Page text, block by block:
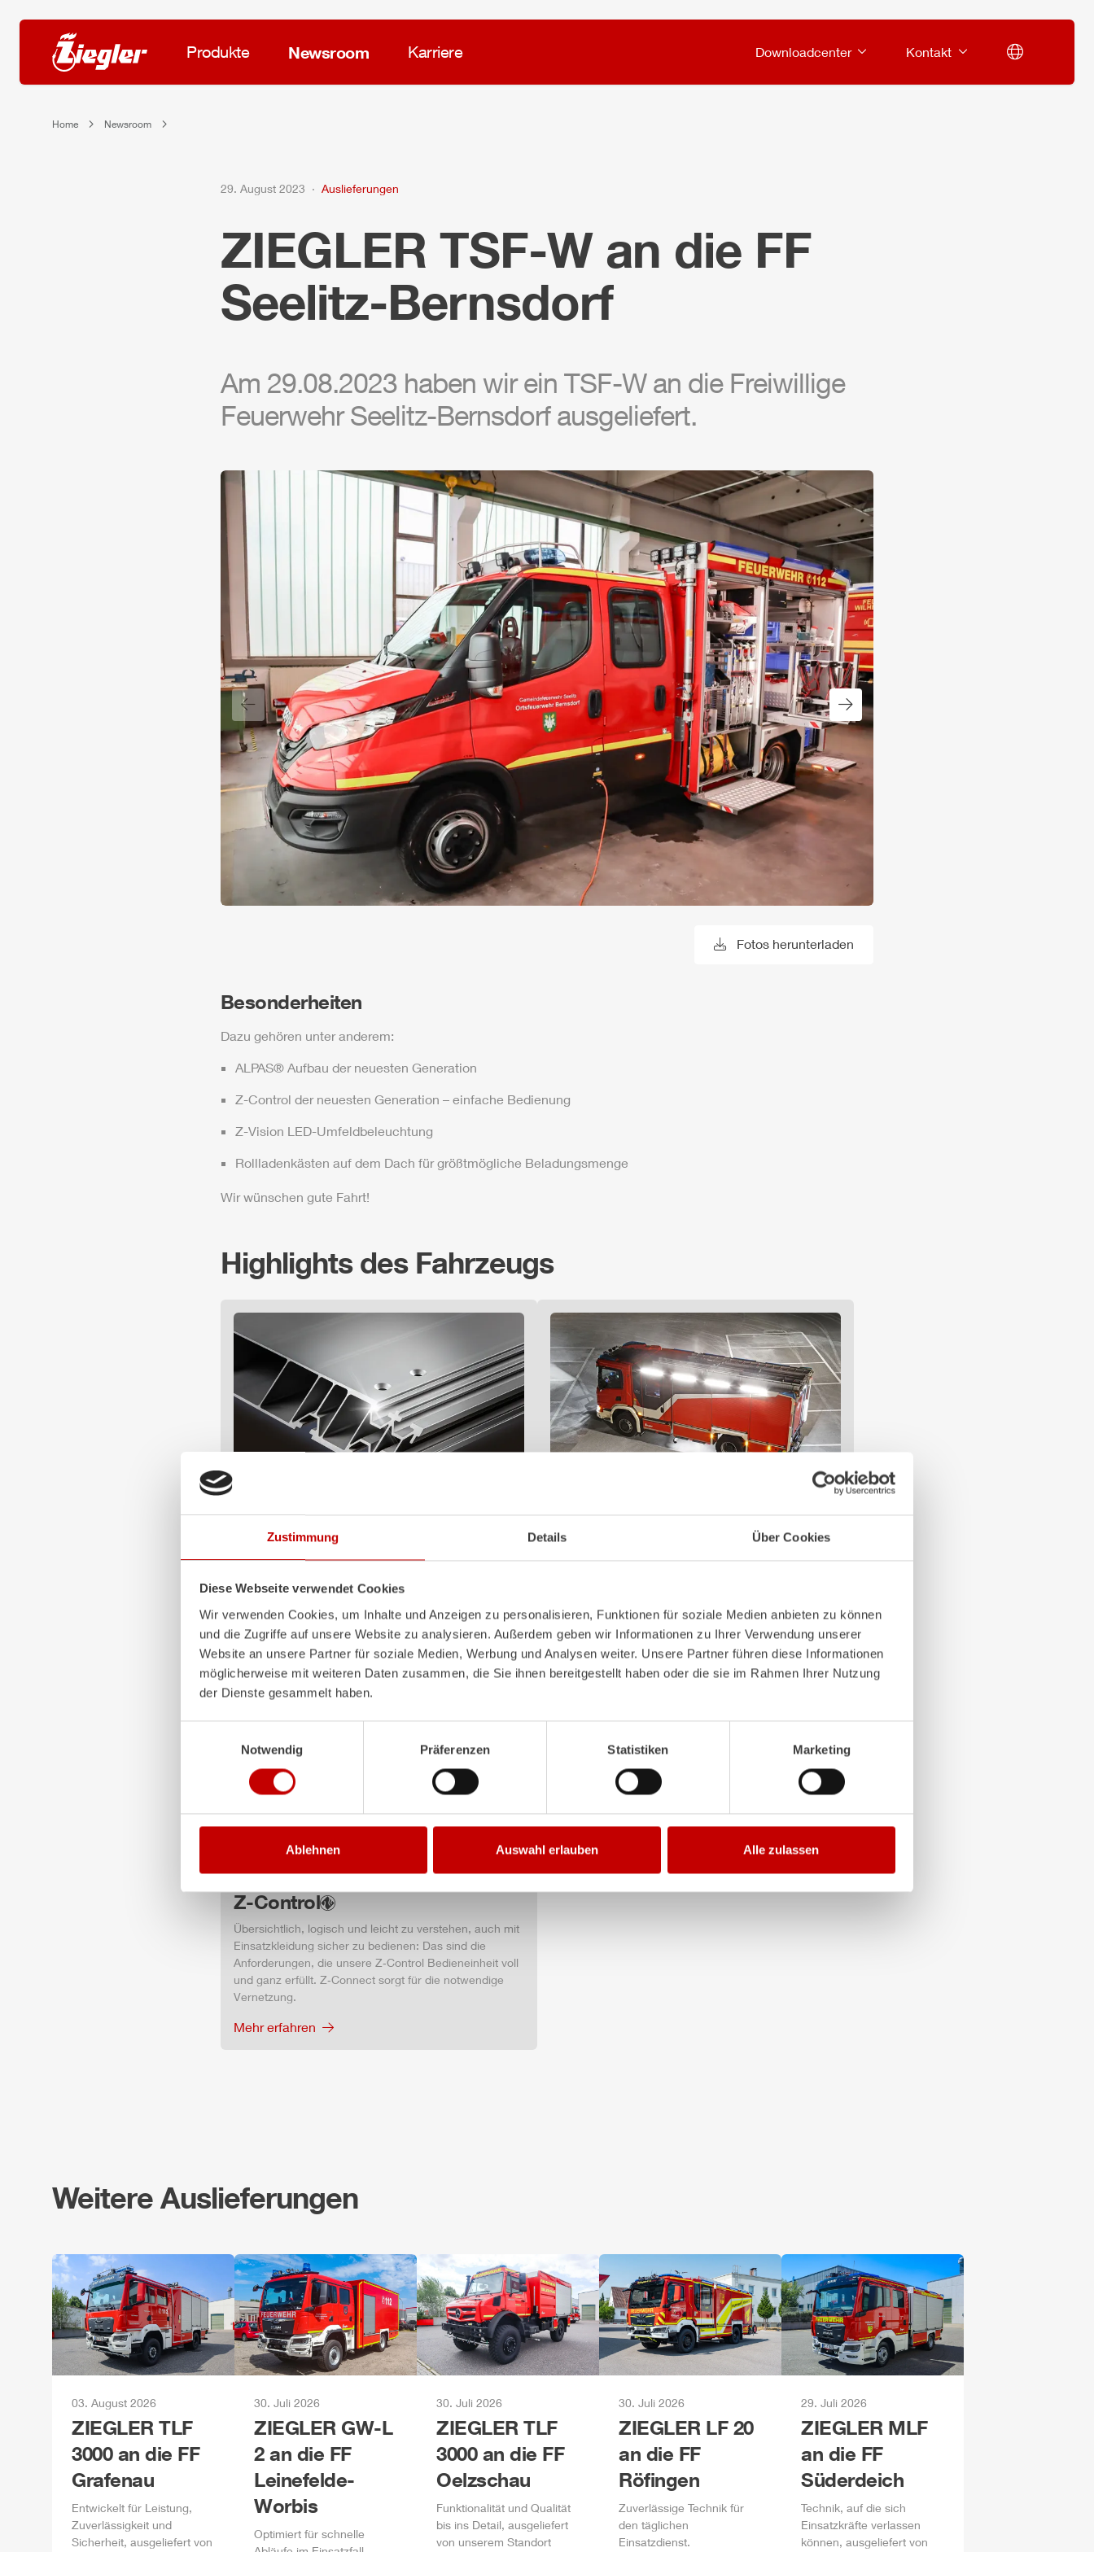
Zustimmung Details Über Cookies
Diese Webseite verwendet Cookies
Wir verwenden Cookies, um Inhalte und Anzeigen zu personalisieren, Funktionen für soziale Medien anbieten zu können
und die Zugriffe auf unsere Website zu analysieren. Außerdem geben wir Informationen zu Ihrer Verwendung unserer
Website an unsere Partner für soziale Medien, Werbung und Analysen weiter. Unsere Partner führen diese Informationen
möglicherweise mit weiteren Daten zusammen, die Sie ihnen bereitgestellt haben oder die sie im Rahmen Ihrer Nutzung
der Dienste gesammelt haben.
Notwendig
Präferenzen Statistiken Marketing
Ablehnen Auswahl erlauben Alle zulassen
Produkte Newsroom Karriere Downloadcenter Kontakt
Home Newsroom
29. August 2023 Auslieferungen
ZIEGLER TSF-W an die FF
Seelitz-Bernsdorf
Am 29.08.2023 haben wir ein TSF-W an die Freiwillige
Feuerwehr Seelitz-Bernsdorf ausgeliefert.
Nächster Slide
Vorheriger Slide
Fotos herunterladen
Besonderheiten
Dazu gehören unter anderem:
ALPAS® Aufbau der neuesten Generation
Z-Control der neuesten Generation – einfache Bedienung
Z-Vision LED-Umfeldbeleuchtung
Rollladenkästen auf dem Dach für größtmögliche Beladungsmenge
Wir wünschen gute Fahrt!
Highlights des Fahrzeugs
ALPAS
Das patentierteZIEGLER
nicht nur hochflexibel, sondern auch extrem stabil und
Aufbauten sind im Einsatz absolut zuverlässige
Werkzeuge – und auf lange Sicht eine sichere
Investition.
Mehr erfahren
Z-Vision
Das
Beleuchtungssystem mit 4-Kammer-LED-
Profil minimiert die Verschattung im Arbeitsbereich. In
Sichtbarkeit.
Mehr erfahren
Z-Control
Übersichtlich, logisch und leicht zu verstehen, auch mit
Einsatzkleidung sicher zu bedienen: Das sind die
Anforderungen, die unsere Z‑Control Bedieneinheit voll
und ganz erfüllt. Z‑Connect sorgt für die notwendige
Vernetzung.
Mehr erfahren
Weitere Auslieferungen
03. August 2026
ZIEGLER TLF
3000 an die FF
Grafenau
Entwickelt für Leistung,
Zuverlässigkeit und
Sicherheit, ausgeliefert von
30. Juli 2026
ZIEGLER GW-L
2 an die FF
Leinefelde-
Worbis
Optimiert für schnelle
30. Juli 2026
ZIEGLER TLF
3000 an die FF
Oelzschau
Funktionalität und Qualität
bis ins Detail, ausgeliefert
von unserem Standort
30. Juli 2026
ZIEGLER LF 20
an die FF
Röfingen
Zuverlässige Technik für
den täglichen
Einsatzdienst.
29. Juli 2026
ZIEGLER MLF
an die FF
Süderdeich
Technik, auf die sich
Einsatzkräfte verlassen
können, ausgeliefert von